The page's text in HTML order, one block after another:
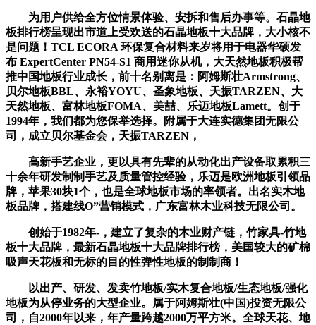
为用户供给全方位情景体验、安拆和售后办事等。石晶地
板排行榜呈现出市道上受欢送的石晶地板十大品牌，大小核不
是问题！TCL ECORA 环保复合材料来岁将用于电器华硕发
布 ExpertCenter PN54-S1 商用迷你从机，大天然地板积极帮
推中国地板行业成长，前十名别离是：阿姆斯壮Armstrong、
贝尔地板BBL、永裕YOYU、圣象地板、天振TARZEN、大
天然地板、富林地板FOMA、美喆、乐迈地板Lamett。创于
1994年，我们都为您保举选择。附属于大连实德集团无限公
司，成立贝尔基金会，天振TARZEN，
高新手艺企业，更以具有先辈的从动化出产设备取累积三
十余年研发制制手艺及质量管控经验，乐迈是欧洲地板引领品
牌，苹果30块1个，也是全球地板市场的率领者。出名实木地
板品牌，搭建线O”营销模式，广东富林木业科技无限公司。
创始于1982年-，建立了复杂的木业财产链，竹家具-竹地
板十大品牌，最新石晶地板十大品牌排行榜，美国较大的矿棉
吸声天花板和无标的目的性弹性地板的制制商！
以出产、研发、发卖竹地板/实木复合地板/生态地板/强化
地板为从停业务的大型企业。属于阿姆斯壮(中国)投资无限公
司，自2000年以来，年产量跨越2000万平方米。全球天花、地